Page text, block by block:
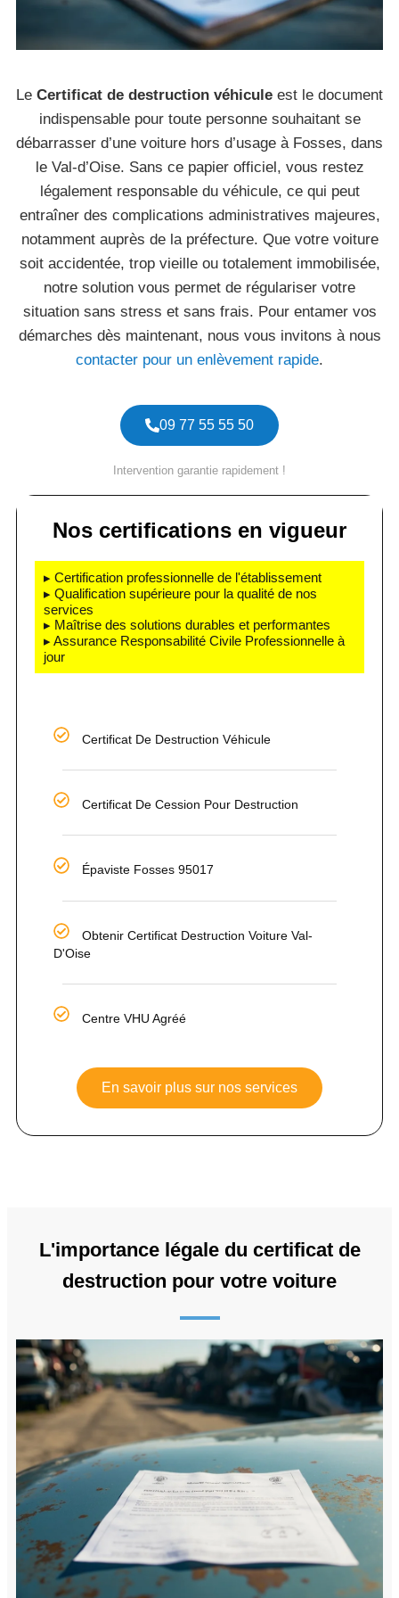
Le Certificat de destruction véhicule est le document
indispensable pour toute personne souhaitant se
débarrasser d’une voiture hors d’usage à Fosses, dans
le Val-d’Oise. Sans ce papier officiel, vous restez
légalement responsable du véhicule, ce qui peut
entraîner des complications administratives majeures,
notamment auprès de la préfecture. Que votre voiture
soit accidentée, trop vieille ou totalement immobilisée,
notre solution vous permet de régulariser votre
situation sans stress et sans frais. Pour entamer vos
démarches dès maintenant, nous vous invitons à nous
contacter pour un enlèvement rapide.
09 77 55 55 50
Intervention garantie rapidement !
Nos certifications en vigueur
▸ Certification professionnelle de l'établissement
▸ Qualification supérieure pour la qualité de nos
services
▸ Maîtrise des solutions durables et performantes
▸ Assurance Responsabilité Civile Professionnelle à
jour
Certificat De Destruction Véhicule
Certificat De Cession Pour Destruction
Épaviste Fosses 95017
Obtenir Certificat Destruction Voiture Val-
D'Oise
Centre VHU Agréé
En savoir plus sur nos services
L'importance légale du certificat de
destruction pour votre voiture